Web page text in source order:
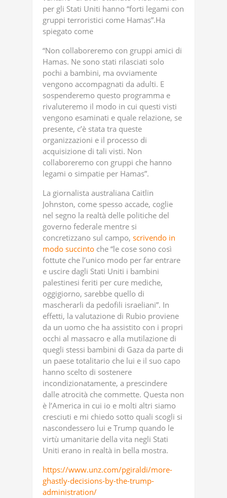
per gli Stati Uniti hanno “forti legami con
gruppi terroristici come Hamas”.Ha
spiegato come
“Non collaboreremo con gruppi amici di
Hamas. Ne sono stati rilasciati solo
pochi a bambini, ma ovviamente
vengono accompagnati da adulti. E
sospenderemo questo programma e
rivaluteremo il modo in cui questi visti
vengono esaminati e quale relazione, se
presente, c’è stata tra queste
organizzazioni e il processo di
acquisizione di tali visti. Non
collaboreremo con gruppi che hanno
legami o simpatie per Hamas”.
La giornalista australiana Caitlin
Johnston, come spesso accade, coglie
nel segno la realtà delle politiche del
governo federale mentre si
concretizzano sul campo, scrivendo in
modo succinto che “le cose sono così
fottute che l’unico modo per far entrare
e uscire dagli Stati Uniti i bambini
palestinesi feriti per cure mediche,
oggigiorno, sarebbe quello di
mascherarli da pedofili israeliani”. In
effetti, la valutazione di Rubio proviene
da un uomo che ha assistito con i propri
occhi al massacro e alla mutilazione di
quegli stessi bambini di Gaza da parte di
un paese totalitario che lui e il suo capo
hanno scelto di sostenere
incondizionatamente, a prescindere
dalle atrocità che commette. Questa non
è l’America in cui io e molti altri siamo
cresciuti e mi chiedo sotto quali scogli si
nascondessero lui e Trump quando le
virtù umanitarie della vita negli Stati
Uniti erano in realtà in bella mostra.
https://www.unz.com/pgiraldi/more-
ghastly-decisions-by-the-trump-
administration/